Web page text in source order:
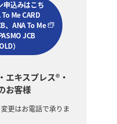
申込みはこち
Me CARD
、ANA To Me
JCB
）
エキスプレス®・
お客様
更はお電話で承りま